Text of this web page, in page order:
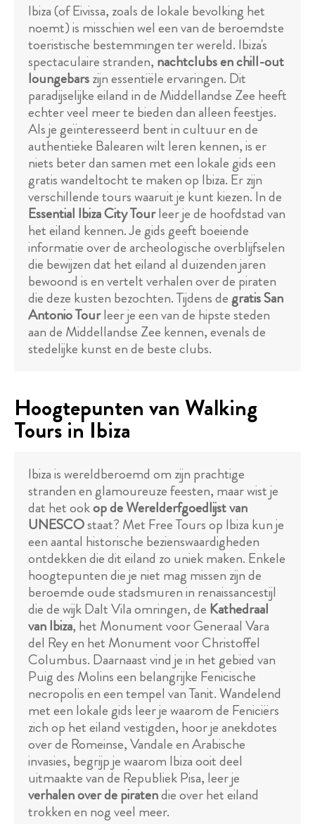
Ibiza (of Eivissa, zoals de lokale bevolking het
noemt) is misschien wel een van de beroemdste
toeristische bestemmingen ter wereld. Ibiza's
spectaculaire stranden, nachtclubs en chill-out
loungebarszijn essentiële ervaringen. Dit
paradijselijke eiland in de Middellandse Zee heeft
echter veel meer te bieden dan alleen feestjes.
Als je geïnteresseerd bent in cultuur en de
authentieke Balearen wilt leren kennen, is er
niets beter dan samen met een lokale gids een
gratis wandeltocht te maken op Ibiza. Er zijn
verschillende tours waaruit je kunt kiezen. In de
Essential Ibiza City Tourleer je de hoofdstad van
het eiland kennen. Je gids geeft boeiende
informatie over de archeologische overblijfselen
die bewijzen dat het eiland al duizenden jaren
bewoond is en vertelt verhalen over de piraten
die deze kusten bezochten. Tijdens degratis San
Antonio Tourleer je een van de hipste steden
aan de Middellandse Zee kennen, evenals de
stedelijke kunst en de beste clubs.
Hoogtepunten van Walking
Tours in Ibiza
Ibiza is wereldberoemd om zijn prachtige
stranden en glamoureuze feesten, maar wist je
dat het ookop de Werelderfgoedlijst van
UNESCOstaat? Met Free Tours op Ibiza kun je
een aantal historische bezienswaardigheden
ontdekken die dit eiland zo uniek maken. Enkele
hoogtepunten die je niet mag missen zijn de
beroemde oude stadsmuren in renaissancestijl
die de wijk Dalt Vila omringen, de Kathedraal
van Ibiza, het Monument voor Generaal Vara
del Rey en het Monument voor Christoffel
Columbus. Daarnaast vind je in het gebied van
Puig des Molins een belangrijke Fenicische
necropolis en een tempel van Tanit. Wandelend
met een lokale gids leer je waarom de Feniciërs
zich op het eiland vestigden, hoor je anekdotes
over de Romeinse, Vandale en Arabische
invasies, begrijp je waarom Ibiza ooit deel
uitmaakte van de Republiek Pisa, leer je
verhalen over de piratendie over het eiland
trokken en nog veel meer.